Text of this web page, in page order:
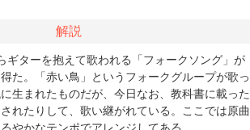
解説
ギターを抱えて歌われる「フォークソング」が
た。「赤い鳥」というフォークグループが歌っ
生まれたものだが、今日なお、教科書に載った
れたりして、歌い継がれている。ここでは原曲
やかなテンポでアレンジしてある。